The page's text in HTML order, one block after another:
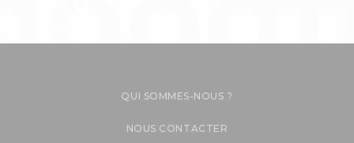
QUI SOMMES-NOUS ?
NOUS CONTACTER